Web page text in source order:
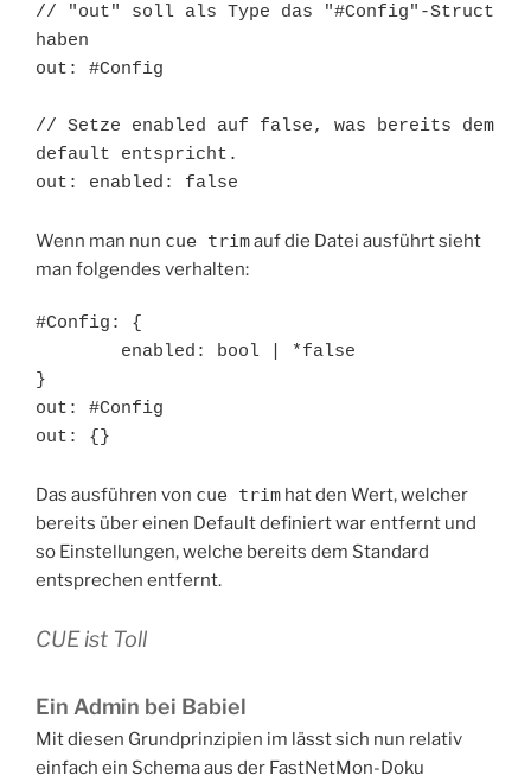
// "out" soll als Type das "#Config"-Struct
haben
out: #Config
// Setze enabled auf false, was bereits dem
default entspricht.
out: enabled: false
Wenn man nun cue trimauf die Datei ausführt sieht
man folgendes verhalten:
#Config: {
}
out: #Config
out: {}
Das ausführen von cue trim hat den Wert, welcher
bereits über einen Default definiert war entfernt und
so Einstellungen, welche bereits dem Standard
entsprechen entfernt.
CUE ist Toll
Ein Admin bei Babiel
Mit diesen Grundprinzipien im lässt sich nun relativ
einfach ein Schema aus der FastNetMon-Doku